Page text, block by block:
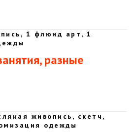
1 флюид арт, 1
разные
живопись, скетч,
одежды